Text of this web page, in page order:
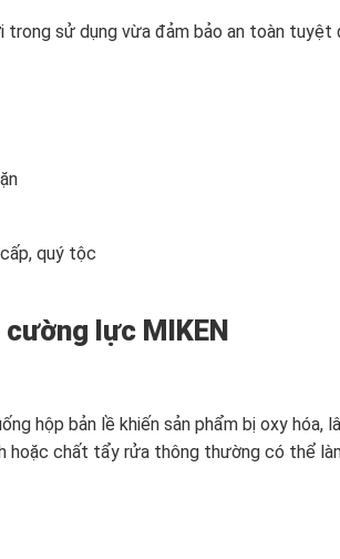
sử dụng vừa đảm bảo an toàn tuyệt
quý tộc
lực MIKEN
hộp bản lề khiến sản phẩm bị oxy hóa,
hoặc chất tẩy rửa thông thường có thể